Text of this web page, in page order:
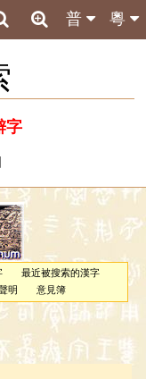
粵
普
字
最近被搜索的漢字
明 意見簿